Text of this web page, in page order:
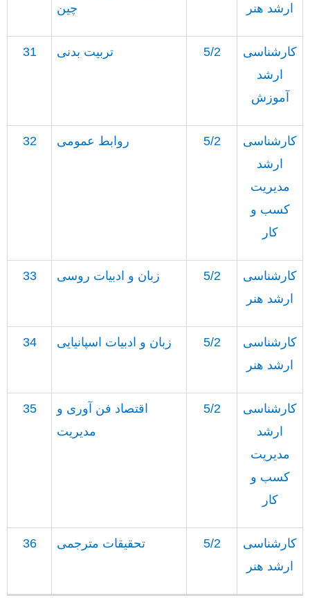
چین
ارشد هنر
31 تربیت بدنی 5/2
کارشناسی
ارشد
آموزش
32 روابط عمومی 5/2
کارشناسی
ارشد
مدیریت
کسب و
کار
33 زبان و ادبیات روسی 5/2
کارشناسی
ارشد هنر
34 زبان و ادبیات اسپانیایی 5/2
کارشناسی
ارشد هنر
35
اقتصاد فن آوری و
مدیریت
5/2
کارشناسی
ارشد
مدیریت
کسب و
کار
36 تحقیقات مترجمی 5/2
کارشناسی
ارشد هنر